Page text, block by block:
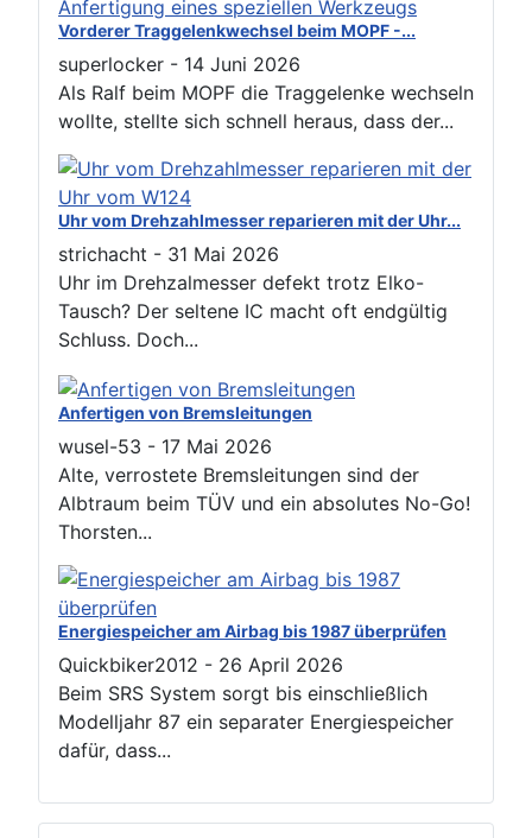
Vorderer Traggelenkwechsel beim MOPF -...
superlocker - 14 Juni 2026
Als Ralf beim MOPF die Traggelenke wechseln
wollte, stellte sich schnell heraus, dass der...
Uhr vom Drehzahlmesser reparieren mit der Uhr...
strichacht - 31 Mai 2026
Uhr im Drehzalmesser defekt trotz Elko-
Tausch? Der seltene IC macht oft endgültig
Schluss. Doch...
Anfertigen von Bremsleitungen
wusel-53 - 17 Mai 2026
Alte, verrostete Bremsleitungen sind der
Albtraum beim TÜV und ein absolutes No-Go!
Thorsten...
Energiespeicher am Airbag bis 1987 überprüfen
Quickbiker2012 - 26 April 2026
Beim SRS System sorgt bis einschließlich
Modelljahr 87 ein separater Energiespeicher
dafür, dass...